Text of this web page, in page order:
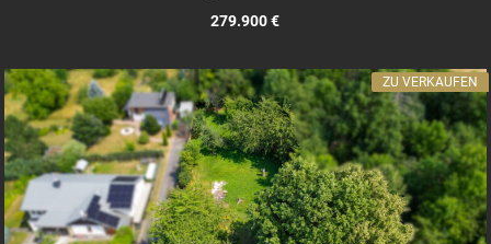
279.900 €
ZU VERKAUFEN